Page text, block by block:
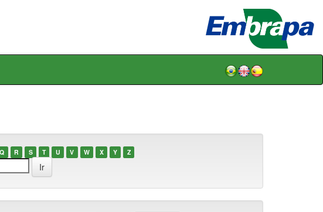
Q R S T U V W X Y Z